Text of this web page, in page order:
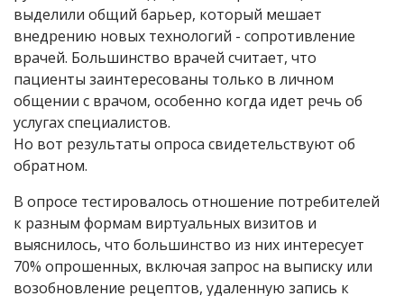
выделили общий барьер, который мешает
внедрению новых технологий - сопротивление
врачей. Большинство врачей считает, что
пациенты заинтересованы только в личном
общении с врачом, особенно когда идет речь об
услугах специалистов.
Но вот результаты опроса свидетельствуют об
обратном.
В опросе тестировалось отношение потребителей
к разным формам виртуальных визитов и
выяснилось, что большинство из них интересует
70% опрошенных, включая запрос на выписку или
возобновление рецептов, удаленную запись к